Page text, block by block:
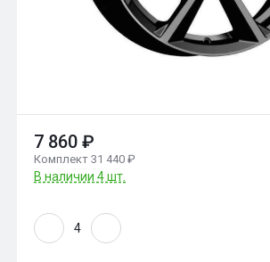
7 860 ₽
Комплект 31 440 ₽
В наличии 4 шт.